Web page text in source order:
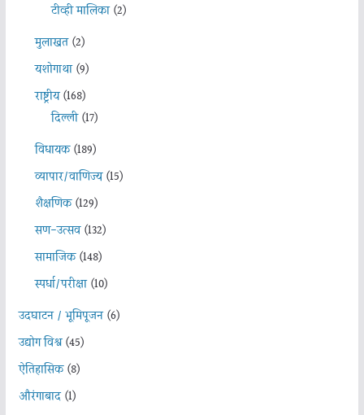
टीव्ही मालिका(2)
मुलाखत(2)
यशोगाथा(9)
राष्ट्रीय(168)
दिल्ली(17)
विधायक(189)
व्यापार/वाणिज्य(15)
शैक्षणिक(129)
सण-उत्सव(132)
सामाजिक(148)
स्पर्धा/परीक्षा(10)
उदघाटन / भूमिपूजन(6)
उद्योग विश्व(45)
ऐतिहासिक(8)
औरंगाबाद(1)